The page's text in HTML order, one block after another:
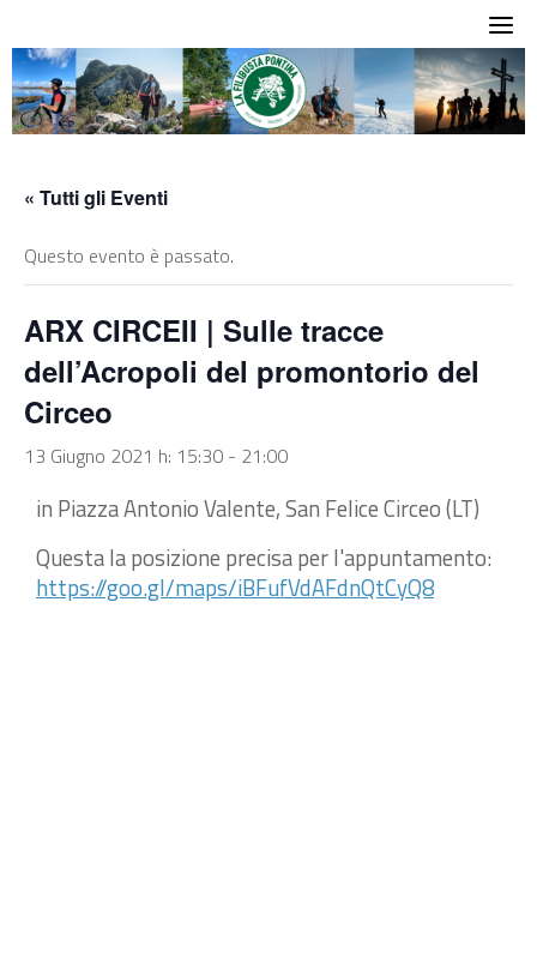
to
content
« Tutti gli Eventi
Questo evento è passato.
ARX CIRCEII | Sulle tracce
dell’Acropoli del promontorio del
Circeo
13 Giugno 2021 h: 15:30 - 21:00
in Piazza Antonio Valente, San Felice Circeo (LT)
Questa la posizione precisa per l'appuntamento:
https://goo.gl/maps/iBFufVdAFdnQtCyQ8